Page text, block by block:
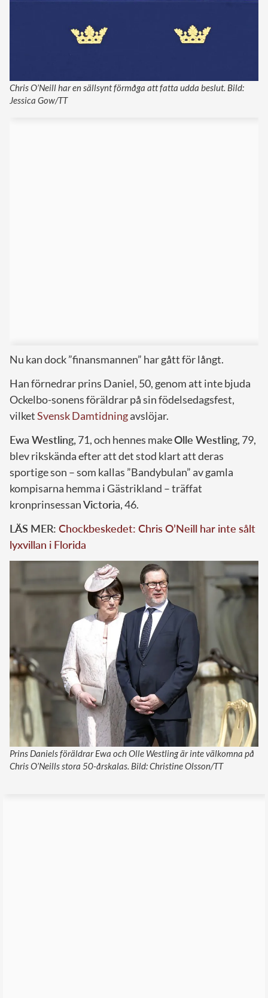
Chris O’Neill har en sällsynt förmåga att fatta udda beslut. Bild:
Jessica Gow/TT
Nu kan dock ”finansmannen” har gått för långt.
Han förnedrar prins Daniel, 50, genom att inte bjuda
Ockelbo-sonens föräldrar på sin födelsedagsfest,
vilketSvensk Damtidningavslöjar.
Ewa Westling, 71, och hennes makeOlle Westling, 79,
blev rikskända efter att det stod klart att deras
sportige son – som kallas ”Bandybulan” av gamla
kompisarna hemma i Gästrikland – träffat
kronprinsessanVictoria, 46.
LÄS MER: Chockbeskedet: Chris O’Neill har inte sålt
lyxvillan i Florida
Prins Daniels föräldrar Ewa och Olle Westling är inte välkomna på
Chris O’Neills stora 50-årskalas. Bild: Christine Olsson/TT